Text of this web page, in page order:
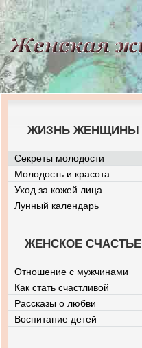
ЖИЗНЬ ЖЕНЩИНЫ
Секреты молодости
Молодость и красота
Уход за кожей лица
Лунный календарь
ЖЕНСКОЕ СЧАСТЬЕ
Отношение с мужчинами
Как стать счастливой
Рассказы о любви
Воспитание детей